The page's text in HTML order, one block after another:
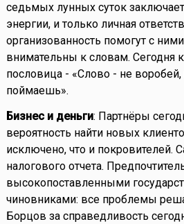
седьмых лунных суток
энергии, и только личная
организованность помогут с
внимательны к словам. Сегодня
пословица - «Слово - не
поймаешь».
Бизнес и деньги: Партнёры
вероятность найти новых
исключено, что и покровителей.
налогового отчета.
высокопоставленными
чиновниками: все проблемы
Борцов за справедливость